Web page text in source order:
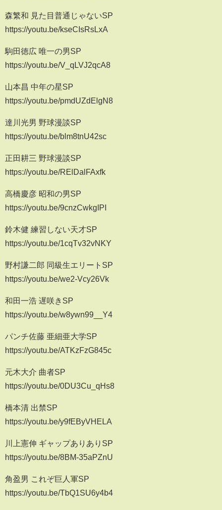
森繁和 見た目普通じゃないSP
https://youtu.be/kseCIsRsLxA
駒田徳広 唯一の男SP
https://youtu.be/V_qLVJ2qcA8
山本昌 中年の星SP
https://youtu.be/pmdUZdElgN8
達川光男 野球漫談SP
https://youtu.be/blm8tnU42sc
正田耕三 野球漫談SP
https://youtu.be/RElDalFAxfk
高橋慶彦 昭和の男SP
https://youtu.be/9cnzCwkgIPI
鈴木健 練習しない天才SP
https://youtu.be/1cqTv32vNKY
野村謙二郎 同級生エリートSP
https://youtu.be/we2-Vcy26Vk
和田一浩 遅咲きSP
https://youtu.be/w8ywn99__Y4
パンチ佐藤 亜細亜大学SP
https://youtu.be/ATKzFzG845c
元木大介 曲者SP
https://youtu.be/0DU3Cu_qHs8
橋本清 出禁SP
https://youtu.be/y9fEByVHELA
川上憲伸 ギャップありありSP
https://youtu.be/8BM-35aPZnU
角盈男 これぞ巨人軍SP
https://youtu.be/TbQ1SU6y4b4